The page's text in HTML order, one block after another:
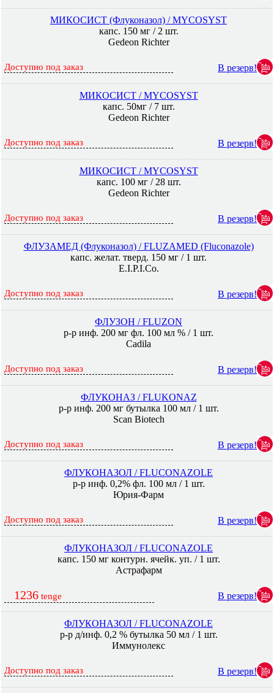
МИКОСИСТ (Флуконазол) / MYCOSYST
капс. 150 мг / 2 шт.
Gedeon Richter
Доступно под заказ В резерв!
МИКОСИСТ / MYCOSYST
капс. 50мг / 7 шт.
Gedeon Richter
Доступно под заказ В резерв!
МИКОСИСТ / MYCOSYST
капс. 100 мг / 28 шт.
Gedeon Richter
Доступно под заказ В резерв!
ФЛУЗАМЕД (Флуконазол) / FLUZAMED (Fluconazole)
капс. желат. тверд. 150 мг / 1 шт.
E.I.P.I.Co.
Доступно под заказ В резерв!
ФЛУЗОН / FLUZON
р-р инф. 200 мг фл. 100 мл % / 1 шт.
Cadila
Доступно под заказ В резерв!
ФЛУКОНАЗ / FLUKONAZ
р-р инф. 200 мг бутылка 100 мл / 1 шт.
Scan Biotech
Доступно под заказ В резерв!
ФЛУКОНАЗОЛ / FLUCONAZOLE
р-р инф. 0,2% фл. 100 мл / 1 шт.
Юрия-Фарм
Доступно под заказ В резерв!
ФЛУКОНАЗОЛ / FLUCONAZOLE
капс. 150 мг контурн. ячейк. уп. / 1 шт.
Астрафарм
1236 tenge В резерв!
ФЛУКОНАЗОЛ / FLUCONAZOLE
р-р д/инф. 0,2 % бутылка 50 мл / 1 шт.
Иммунолекс
Доступно под заказ В резерв!